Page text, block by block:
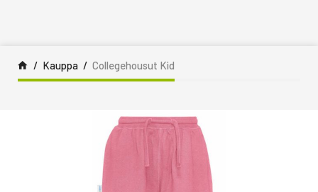
Kauppa Collegehousut Kid